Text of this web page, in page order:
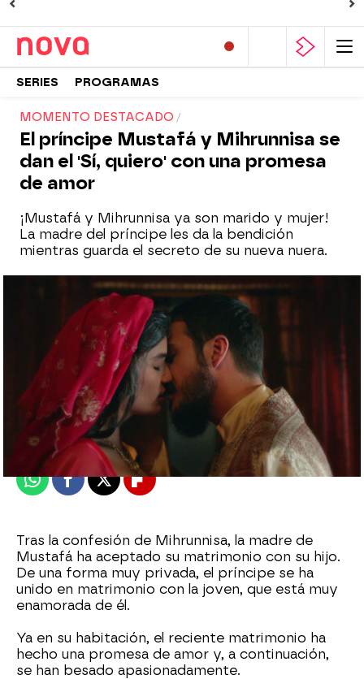
SERIES PROGRAMAS
MOMENTO DESTACADO
El príncipe Mustafá y Mihrunnisa se
dan el 'Sí, quiero' con una promesa
de amor
¡Mustafá y Mihrunnisa ya son marido y mujer!
La madre del príncipe les da la bendición
mientras guarda el secreto de su nueva nuera.
Nova
Publicado:04 de abril de 2023, 23:03
WhatsappFacebook
X Flipboard
Tras la confesión de Mihrunnisa, la madre de
Mustafá ha aceptado su matrimonio con su hijo.
De una forma muy privada, el príncipe se ha
unido en matrimonio con la joven, que está muy
enamorada de él.
Ya en su habitación, el reciente matrimonio ha
hecho una promesa de amor y, a continuación,
se han besado apasionadamente.